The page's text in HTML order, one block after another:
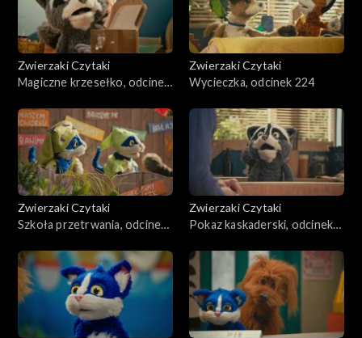
Zwierzaki Czytaki
Magiczne krzesełko, odcinek
Zwierzaki Czytaki
Wycieczka, odcinek 224
Zwierzaki Czytaki
Szkoła przetrwania, odcinek
Zwierzaki Czytaki
Pokaz kaskaderski, odcinek